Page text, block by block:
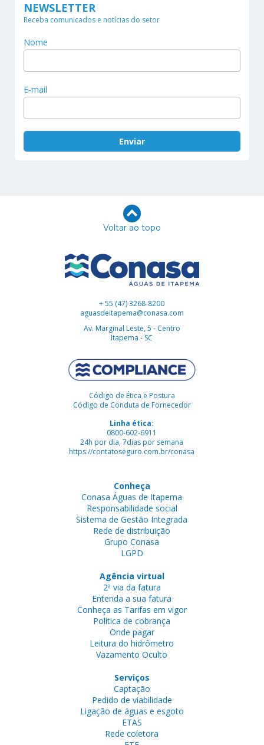
NEWSLETTER
Receba comunicados e notícias do setor
Nome
E-mail
Voltar ao topo
+ 55 (47) 3268-8200
aguasdeitapema@conasa.com
Av. Marginal Leste, 5 - Centro
Itapema - SC
Código de Ética e Postura
Código de Conduta de Fornecedor
Linha ética:
0800-602-6911
24h por dia, 7dias por semana
https://contatoseguro.com.br/conasa
Conheça
Conasa Águas de Itapema
Responsabilidade social
Sistema de Gestão Integrada
Rede de distribuição
Grupo Conasa
LGPD
Agência virtual
2ª via da fatura
Entenda a sua fatura
Conheça as Tarifas em vigor
Política de cobrança
Onde pagar
Leitura do hidrômetro
Vazamento Oculto
Serviços
Captação
Pedido de viabilidade
Ligação de águas e esgoto
ETAS
Rede coletora